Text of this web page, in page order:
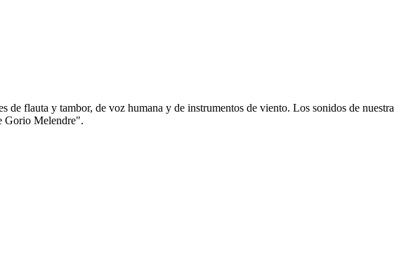
flauta y tambor, de voz humana y de instrumentos de viento. Los sonidos de nuestra
Gorio Melendre".